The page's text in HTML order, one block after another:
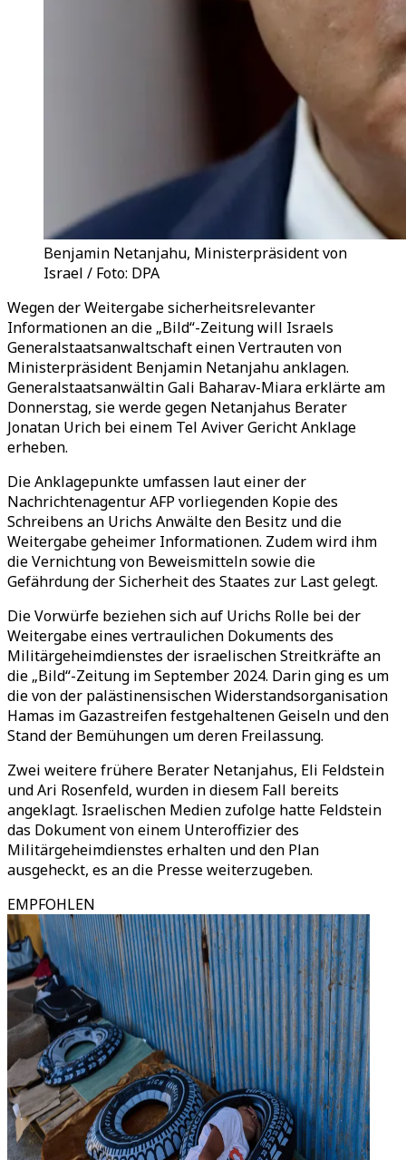
Benjamin Netanjahu, Ministerpräsident von
Israel / Foto: DPA
Wegen der Weitergabe sicherheitsrelevanter
Informationen an die „Bild“-Zeitung will Israels
Generalstaatsanwaltschaft einen Vertrauten von
Ministerpräsident Benjamin Netanjahu anklagen.
Generalstaatsanwältin Gali Baharav-Miara erklärte am
Donnerstag, sie werde gegen Netanjahus Berater
Jonatan Urich bei einem Tel Aviver Gericht Anklage
erheben.
Die Anklagepunkte umfassen laut einer der
Nachrichtenagentur AFP vorliegenden Kopie des
Schreibens an Urichs Anwälte den Besitz und die
Weitergabe geheimer Informationen. Zudem wird ihm
die Vernichtung von Beweismitteln sowie die
Gefährdung der Sicherheit des Staates zur Last gelegt.
Die Vorwürfe beziehen sich auf Urichs Rolle bei der
Weitergabe eines vertraulichen Dokuments des
Militärgeheimdienstes der israelischen Streitkräfte an
die „Bild“-Zeitung im September 2024. Darin ging es um
die von der palästinensischen Widerstandsorganisation
Hamas im Gazastreifen festgehaltenen Geiseln und den
Stand der Bemühungen um deren Freilassung.
Zwei weitere frühere Berater Netanjahus, Eli Feldstein
und Ari Rosenfeld, wurden in diesem Fall bereits
angeklagt. Israelischen Medien zufolge hatte Feldstein
das Dokument von einem Unteroffizier des
Militärgeheimdienstes erhalten und den Plan
ausgeheckt, es an die Presse weiterzugeben.
EMPFOHLEN